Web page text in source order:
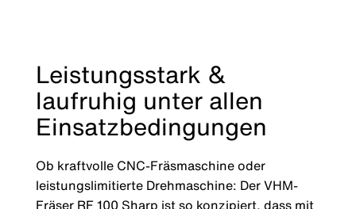
Leistungsstark &
laufruhig unter allen
Einsatzbedingungen
Ob kraftvolle CNC-Fräsmaschine oder
leistungslimitierte Drehmaschine: Der VHM-
Fräser RF 100 Sharp ist so konzipiert, dass mit